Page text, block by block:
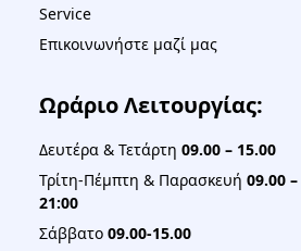
Service
Επικοινωνήστε μαζί μας
Ωράριο Λειτουργίας:
Δευτέρα & Τετάρτη 09.00 – 15.00
Τρίτη-Πέμπτη & Παρασκευή 09.00
21:00
Σάββατο 09.00-15.00